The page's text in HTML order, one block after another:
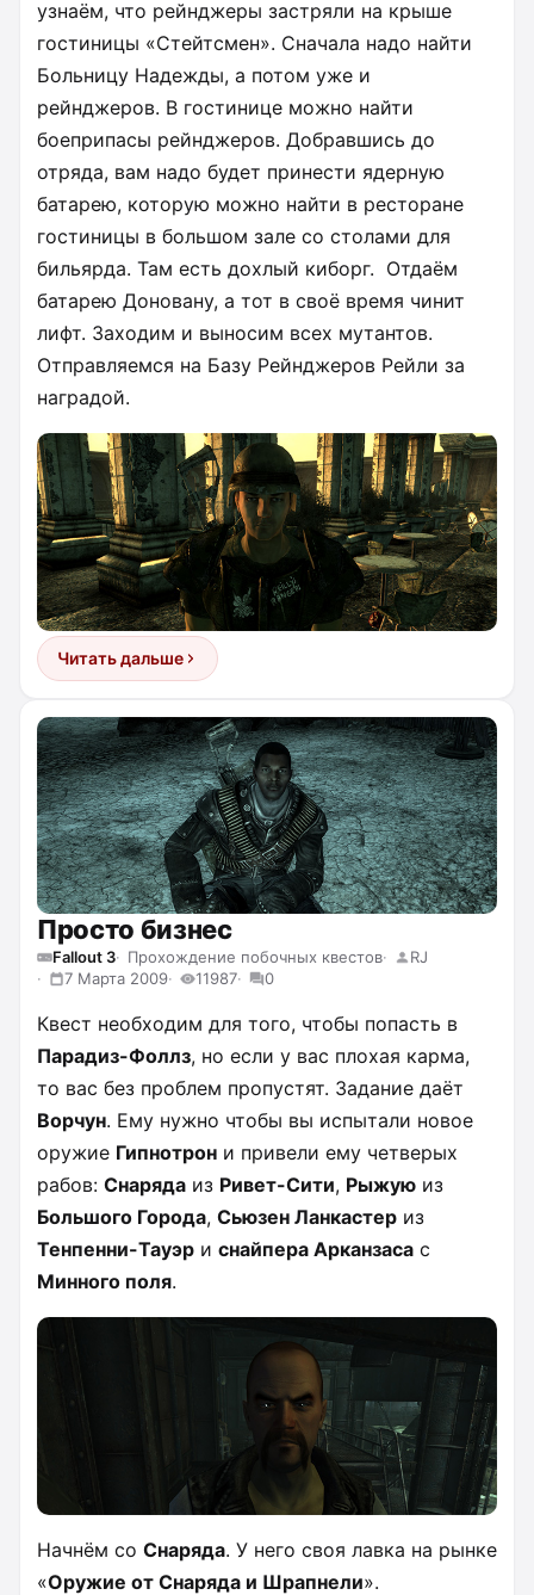
узнаём, что рейнджеры застряли на крыше
гостиницы «Стейтсмен». Сначала надо найти
Больницу Надежды, а потом уже и
рейнджеров. В гостинице можно найти
боеприпасы рейнджеров. Добравшись до
отряда, вам надо будет принести ядерную
батарею, которую можно найти в ресторане
гостиницы в большом зале со столами для
бильярда. Там есть дохлый киборг. Отдаём
батарею Доновану, а тот в своё время чинит
лифт. Заходим и выносим всех мутантов.
Отправляемся на Базу Рейнджеров Рейли за
наградой.
Читать дальше
Просто бизнес
Fallout 3 Прохождение побочных квестов
RJ
7 Марта 2009
11987 0
Квест необходим для того, чтобы попасть в
Парадиз-Фоллз, но если у вас плохая карма,
то вас без проблем пропустят. Задание даёт
Ворчун. Ему нужно чтобы вы испытали новое
оружие Гипнотрон и привели ему четверых
рабов: Снаряда из Ривет-Сити, Рыжую из
Большого Города, Сьюзен Ланкастер из
Тенпенни-Тауэр и снайпера Арканзаса с
Минного поля.
Начнём со Снаряда. У него своя лавка на рынке
«Оружие от Снаряда и Шрапнели».